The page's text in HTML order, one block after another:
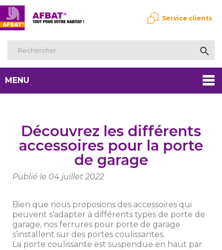

Service clients
MENU
Découvrez les différents
accessoires pour la porte
de garage
Publié le 04 juillet 2022
Bien que nous proposions des accessoires qui
peuvent s’adapter à différents types de porte de
garage, nos ferrures pour porte de garage
s’installent sur des portes coulissantes.
La porte coulissante est suspendue en haut par